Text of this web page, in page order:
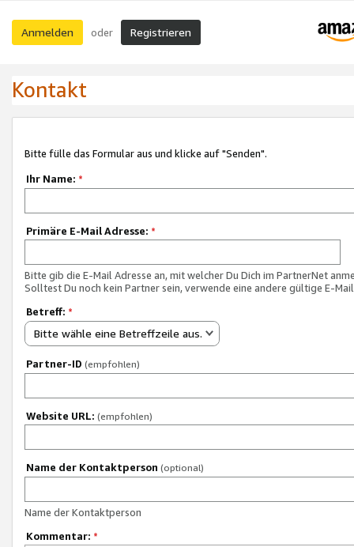
Anmelden oder Registrieren
Kontakt
Bitte fülle das Formular aus und klicke auf "Senden".
Ihr Name: *
Primäre E-Mail Adresse: *
Bitte gib die E-Mail Adresse an, mit welcher Du Dich im PartnerNet
Solltest Du noch kein Partner sein, verwende eine andere gültige E-
Betreff: *
Bitte wähle eine Betreffzeile aus.
Partner-ID (empfohlen)
Website URL: (empfohlen)
Name der Kontaktperson (optional)
Name der Kontaktperson
Kommentar: *